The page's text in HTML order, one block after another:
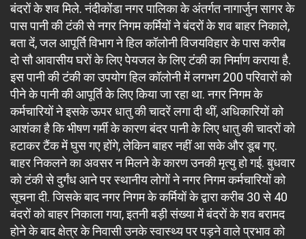
बंदरों के शव मिले. नंदीकोंडा नगर पालिका के अंतर्गत नागार्जुन सागर के
पास पानी की टंकी से नगर निगम कर्मियों ने बंदरों के शव बाहर निकाले,
बता दें, जल आपूर्ति विभाग ने हिल कॉलोनी विजयविहार के पास करीब
दो सौ आवासीय घरों के लिए पेयजल के लिए टंकी का निर्माण कराया है.
इस पानी की टंकी का उपयोग हिल कॉलोनी में लगभग 200 परिवारों को
पीने के पानी की आपूर्ति के लिए किया जा रहा था. नगर निगम के
कर्मचारियों ने इसके ऊपर धातु की चादरें लगा दी थीं, अधिकारियों को
आशंका है कि भीषण गर्मी के कारण बंदर पानी के लिए धातु की चादरों को
हटाकर टैंक में घुस गए होंगे, लेकिन बाहर नहीं आ सके और डूब गए.
बाहर निकलने का अवसर न मिलने के कारण उनकी मृत्यु हो गई. बुधवार
को टंकी से दुर्गंध आने पर स्थानीय लोगों ने नगर निगम कर्मचारियों को
सूचना दी. जिसके बाद नगर निगम के कर्मियों के द्वारा करीब 30 से 40
बंदरों को बाहर निकाला गया, इतनी बड़ी संख्या में बंदरों के शव बरामद
होने के बाद क्षेत्र के निवासी उनके स्वास्थ्य पर पड़ने वाले प्रभाव को